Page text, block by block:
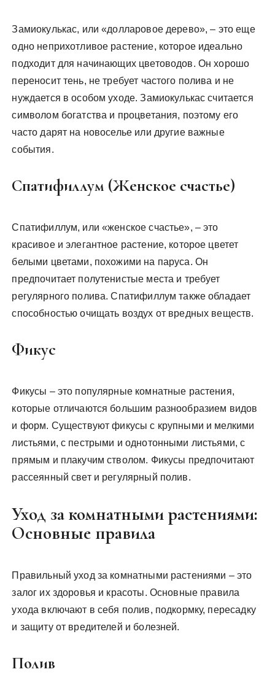
Замиокулькас, или «долларовое дерево», – это еще
одно неприхотливое растение, которое идеально
подходит для начинающих цветоводов. Он хорошо
переносит тень, не требует частого полива и не
нуждается в особом уходе. Замиокулькас считается
символом богатства и процветания, поэтому его
часто дарят на новоселье или другие важные
события.
Спатифиллум (Женское счастье)
Спатифиллум, или «женское счастье», – это
красивое и элегантное растение, которое цветет
белыми цветами, похожими на паруса. Он
предпочитает полутенистые места и требует
регулярного полива. Спатифиллум также обладает
способностью очищать воздух от вредных веществ.
Фикус
Фикусы – это популярные комнатные растения,
которые отличаются большим разнообразием видов
и форм. Существуют фикусы с крупными и мелкими
листьями, с пестрыми и однотонными листьями, с
прямым и плакучим стволом. Фикусы предпочитают
рассеянный свет и регулярный полив.
Уход за комнатными растениями:
Основные правила
Правильный уход за комнатными растениями – это
залог их здоровья и красоты. Основные правила
ухода включают в себя полив, подкормку, пересадку
и защиту от вредителей и болезней.
Полив